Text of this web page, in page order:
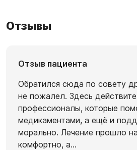
Отзывы
Отзыв пациента
Обратился сюда по совету
не пожалел. Здесь
профессионалы, которые
медикаментами, а ещё и
морально. Лечение прошло
комфортно, а...